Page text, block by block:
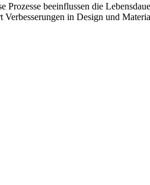
Prozesse beeinflussen die
in Design und